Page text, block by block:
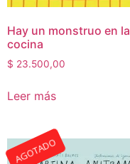
Hay un monstruo en la
cocina
$ 23.500,00
Leer más
AGOTADO